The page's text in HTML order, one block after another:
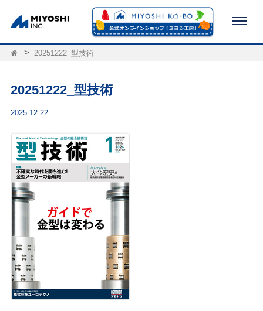
20251222_型技術
20251222_型技術
2025.12.22